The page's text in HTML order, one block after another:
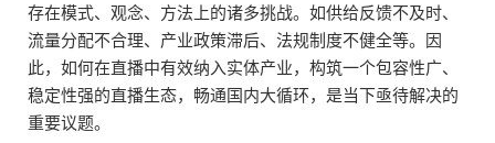
存在模式、观念、方法上的诸多挑战。如供给反馈不及时、
流量分配不合理、产业政策滞后、法规制度不健全等。因
此，如何在直播中有效纳入实体产业，构筑一个包容性广、
稳定性强的直播生态，畅通国内大循环，是当下亟待解决的
重要议题。